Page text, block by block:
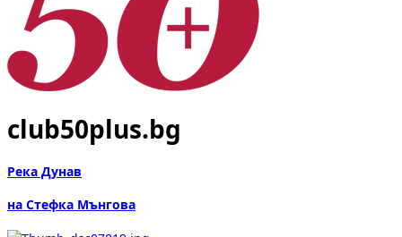
club50plus.bg
Река Дунав
на Стефка Мънгова